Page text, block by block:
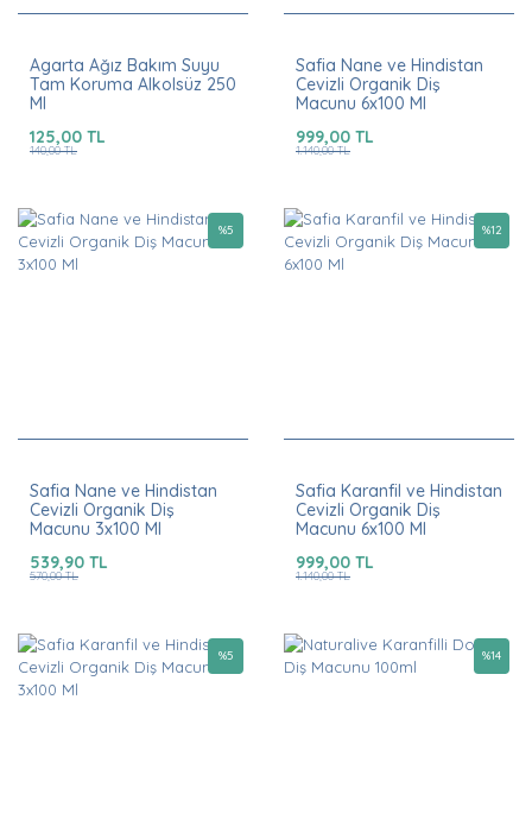
Agarta Ağız Bakım Suyu
Tam Koruma Alkolsüz 250
Ml
125,00 TL
140,00 TL
Safia Nane ve Hindistan
Cevizli Organik Diş
Macunu 6x100 Ml
999,00 TL
1.140,00 TL
Safia Nane ve Hindistan
Cevizli Organik Diş
Macunu 3x100 Ml
%5
539,90 TL
570,00 TL
Safia Karanfil ve Hindistan
Cevizli Organik Diş
Macunu 6x100 Ml
%12
999,00 TL
1.140,00 TL
%5 %14